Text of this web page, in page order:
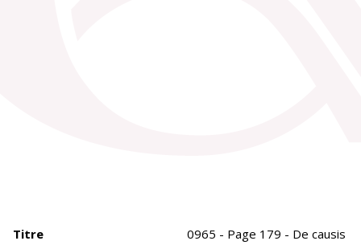
Titre
0965 - Page 179 - De causis